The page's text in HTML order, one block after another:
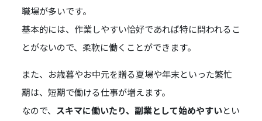
職場が多いです。
基本的には、作業しやすい恰好であれば特に問われるこ
とがないので、柔軟に働くことができます。
また、お歳暮やお中元を贈る夏場や年末といった繁忙
期は、短期で働ける仕事が増えます。
なので、 スキマに働いたり、副業として始めやすいとい